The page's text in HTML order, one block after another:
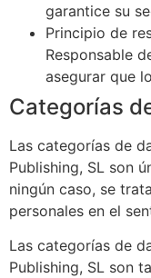
garantice su
Principio de
Responsable
asegurar que
Categorías
Las categorías de
Publishing, SL son
ningún caso, se
personales en el
Las categorías de
Publishing, SL son